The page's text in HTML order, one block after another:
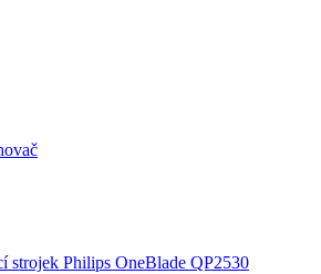
strojek Philips OneBlade QP2530